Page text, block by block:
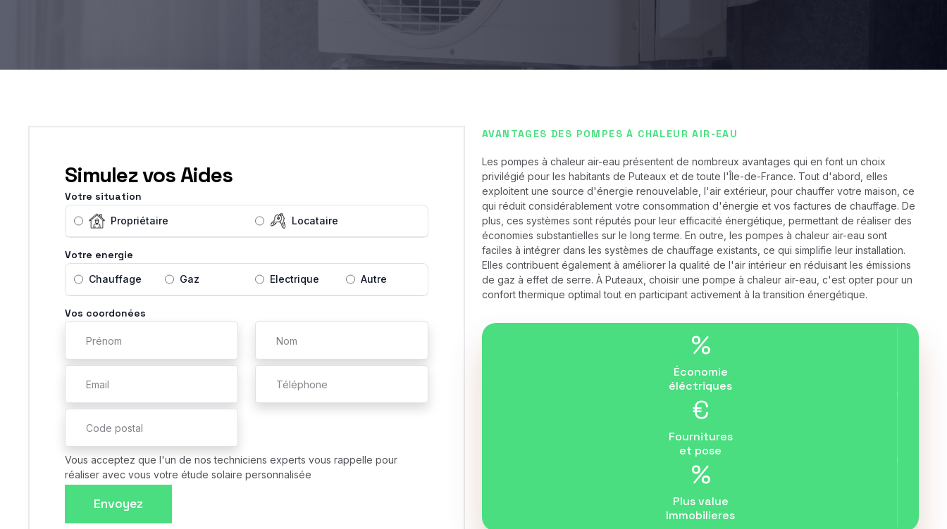
AVANTAGES DES POMPES À CHALEUR AIR-EAU
Les pompes à chaleur air-eau présentent de nombreux avantages qui en font un choix
privilégié pour les habitants de Puteaux et de toute l'Île-de-France. Tout d'abord, elles
exploitent une source d'énergie renouvelable, l'air extérieur, pour chauffer votre maison, ce
qui réduit considérablement votre consommation d'énergie et vos factures de chauffage. De
plus, ces systèmes sont réputés pour leur efficacité énergétique, permettant de réaliser des
économies substantielles sur le long terme. En outre, les pompes à chaleur air-eau sont
faciles à intégrer dans les systèmes de chauffage existants, ce qui simplifie leur installation.
Elles contribuent également à améliorer la qualité de l'air intérieur en réduisant les émissions
de gaz à effet de serre. À Puteaux, choisir une pompe à chaleur air-eau, c'est opter pour un
confort thermique optimal tout en participant activement à la transition énergétique.
%
Économie
éléctriques
€
Fournitures
et pose
%
Plus value
Immobilieres
Simulez vos Aides
Votre situation
Propriétaire Locataire
Votre energie
Chauffage Gaz Electrique Autre
Vos coordonées
Vous acceptez que l'un de nos techniciens experts vous rappelle pour
réaliser avec vous votre étude solaire personnalisée
Envoyez